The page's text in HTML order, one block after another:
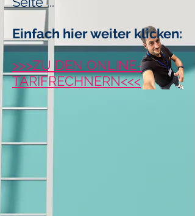
Einfach hier weiter klicken:
>>>ZU DEN ONLINE-
TARIFRECHNERN<<<